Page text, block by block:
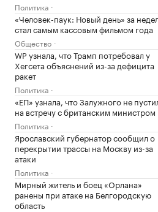
Политика
«Человек-паук: Новый день» за
стал самым кассовым фильмом года
Общество
WP узнала, что Трамп потребовал у
Хегсета объяснений из-за дефицита
ракет
Политика
«ЕП» узнала, что Залужного не
на встречу с британским министром
Политика
Ярославский губернатор сообщил о
перекрытии трассы на Москву из-за
атаки
Политика
Мирный житель и боец «Орлана»
ранены при атаке на Белгородскую
область